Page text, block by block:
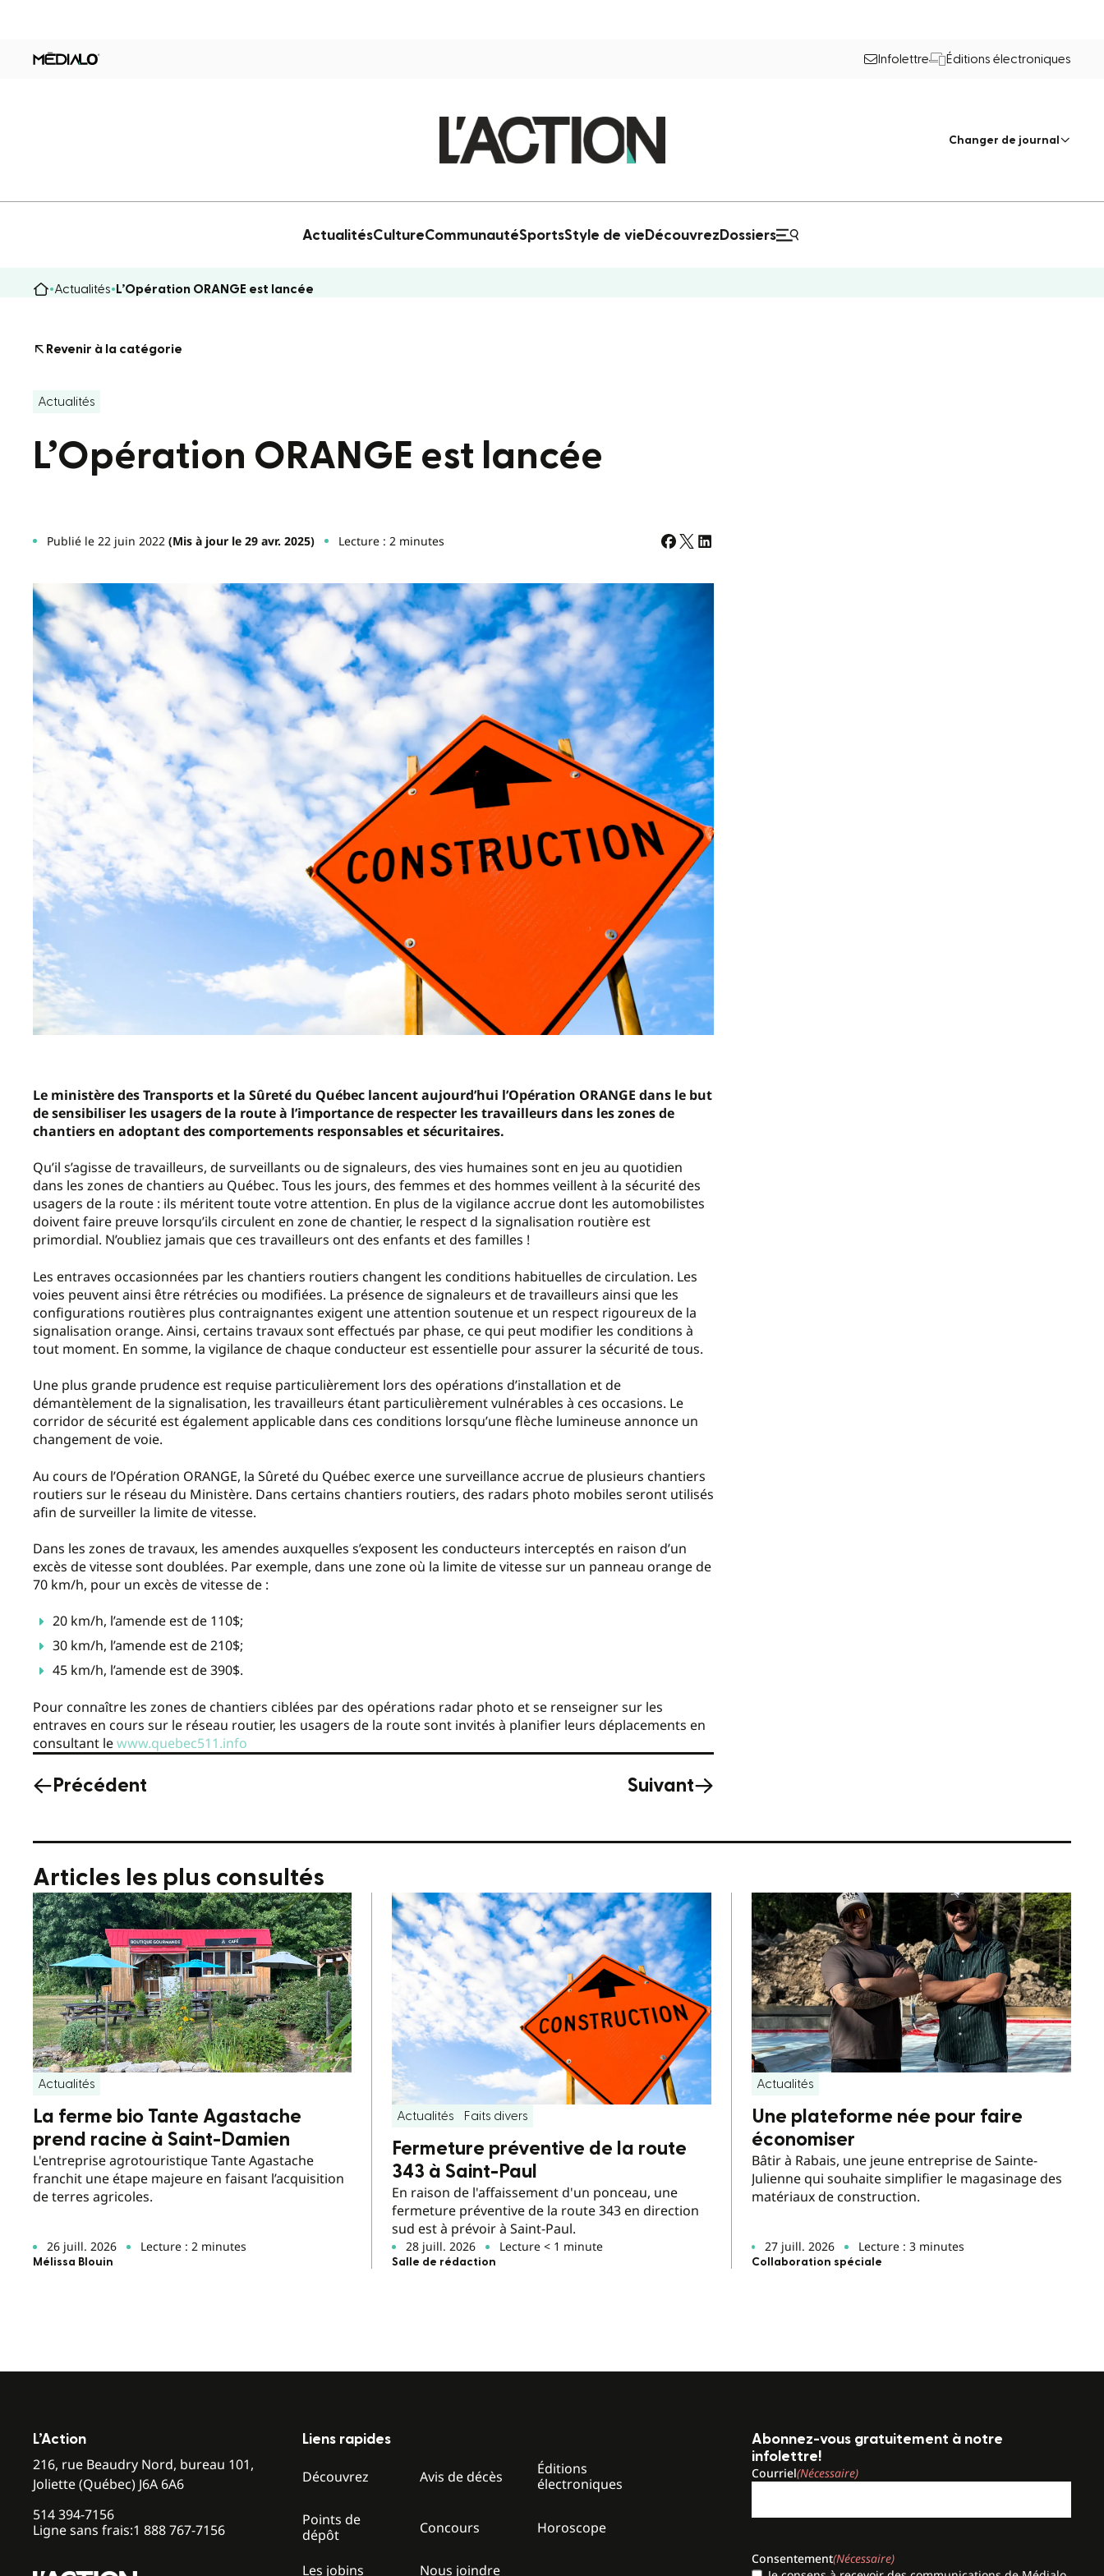
Infolettre Éditions électroniques
Changer de journal
ActualitésCultureCommunautéSportsStyle de vie Découvrez Dossiers
Actualités L’Opération ORANGE est lancée
Revenir à la catégorie
Actualités
L’Opération ORANGE est lancée
Publié le 22 juin 2022 (Mis à jour le 29 avr. 2025) Lecture : 2 minutes
Le ministère des Transports et la Sûreté du Québec lancent aujourd’hui l’Opération ORANGE dans le but
de sensibiliser les usagers de la route à l’importance de respecter les travailleurs dans les zones de
chantiers en adoptant des comportements responsables et sécuritaires.
Qu’il s’agisse de travailleurs, de surveillants ou de signaleurs, des vies humaines sont en jeu au quotidien
dans les zones de chantiers au Québec. Tous les jours, des femmes et des hommes veillent à la sécurité des
usagers de la route : ils méritent toute votre attention. En plus de la vigilance accrue dont les automobilistes
doivent faire preuve lorsqu’ils circulent en zone de chantier, le respect d la signalisation routière est
primordial. N’oubliez jamais que ces travailleurs ont des enfants et des familles !
Les entraves occasionnées par les chantiers routiers changent les conditions habituelles de circulation. Les
voies peuvent ainsi être rétrécies ou modifiées. La présence de signaleurs et de travailleurs ainsi que les
configurations routières plus contraignantes exigent une attention soutenue et un respect rigoureux de la
signalisation orange. Ainsi, certains travaux sont effectués par phase, ce qui peut modifier les conditions à
tout moment. En somme, la vigilance de chaque conducteur est essentielle pour assurer la sécurité de tous.
Une plus grande prudence est requise particulièrement lors des opérations d’installation et de
démantèlement de la signalisation, les travailleurs étant particulièrement vulnérables à ces occasions. Le
corridor de sécurité est également applicable dans ces conditions lorsqu’une flèche lumineuse annonce un
changement de voie.
Au cours de l’Opération ORANGE, la Sûreté du Québec exerce une surveillance accrue de plusieurs chantiers
routiers sur le réseau du Ministère. Dans certains chantiers routiers, des radars photo mobiles seront utilisés
afin de surveiller la limite de vitesse.
Dans les zones de travaux, les amendes auxquelles s’exposent les conducteurs interceptés en raison d’un
excès de vitesse sont doublées. Par exemple, dans une zone où la limite de vitesse sur un panneau orange de
70 km/h, pour un excès de vitesse de :
20 km/h, l’amende est de 110$;
30 km/h, l’amende est de 210$;
45 km/h, l’amende est de 390$.
Pour connaître les zones de chantiers ciblées par des opérations radar photo et se renseigner sur les
entraves en cours sur le réseau routier, les usagers de la route sont invités à planifier leurs déplacements en
consultant lewww.quebec511.info
Précédent Suivant
Articles les plus consultés
Actualités
La ferme bio Tante Agastache
prend racine à Saint-Damien
L'entreprise agrotouristique Tante Agastache
franchit une étape majeure en faisant l’acquisition
de terres agricoles.
26 juill. 2026 Lecture : 2 minutes
Mélissa Blouin
Actualités Faits divers
Fermeture préventive de la route
343 à Saint-Paul
En raison de l'affaissement d'un ponceau, une
fermeture préventive de la route 343 en direction
sud est à prévoir à Saint-Paul.
28 juill. 2026 Lecture < 1 minute
Salle de rédaction
Actualités
Une plateforme née pour faire
économiser
Bâtir à Rabais, une jeune entreprise de Sainte-
Julienne qui souhaite simplifier le magasinage des
matériaux de construction.
27 juill. 2026 Lecture : 3 minutes
Collaboration spéciale
L’Action
216, rue Beaudry Nord, bureau 101,
Joliette (Québec) J6A 6A6
514 394-7156
Ligne sans frais:1 888 767-7156
Liens rapides
Découvrez Avis de décès
Éditions
électroniques
Points de
dépôt
Concours Horoscope
Les jobins Nous joindre
Abonnez-vous gratuitement à notre
infolettre!
Courriel(Nécessaire)
Consentement(Nécessaire)